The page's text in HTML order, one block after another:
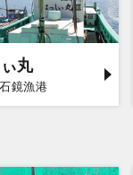
丸
鏡漁港